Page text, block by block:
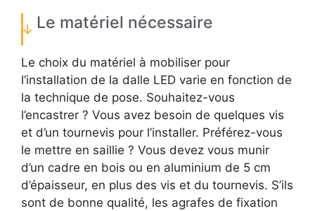
Le matériel nécessaire
Le choix du matériel à mobiliser pour
l’installation de la dalle LED varie en fonction de
la technique de pose. Souhaitez-vous
l’encastrer ? Vous avez besoin de quelques vis
et d’un tournevis pour l’installer. Préférez-vous
le mettre en saillie ? Vous devez vous munir
d’un cadre en bois ou en aluminium de 5 cm
d’épaisseur, en plus des vis et du tournevis. S’ils
sont de bonne qualité, les agrafes de fixation